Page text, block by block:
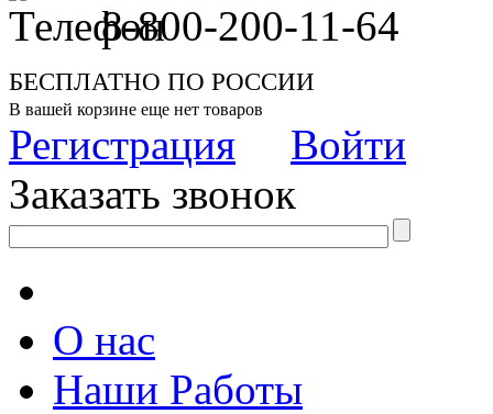
8-800-200-11-64
БЕСПЛАТНО ПО РОССИИ
В вашей корзине еще нет товаров
Регистрация
Войти
Заказать звонок
О нас
Наши Работы